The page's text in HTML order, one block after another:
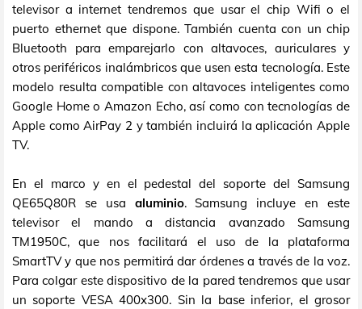
televisor a internet tendremos que usar el chip Wifi o el
puerto ethernet que dispone. También cuenta con un chip
Bluetooth para emparejarlo con altavoces, auriculares y
otros periféricos inalámbricos que usen esta tecnología. Este
modelo resulta compatible con altavoces inteligentes como
Google Home o Amazon Echo, así como con tecnologías de
Apple como AirPay 2 y también incluirá la aplicación Apple
TV.
En el marco y en el pedestal del soporte del Samsung
QE65Q80R se usa aluminio. Samsung incluye en este
televisor el mando a distancia avanzado Samsung
TM1950C, que nos facilitará el uso de la plataforma
SmartTV y que nos permitirá dar órdenes a través de la voz.
Para colgar este dispositivo de la pared tendremos que usar
un soporte VESA 400x300. Sin la base inferior, el grosor